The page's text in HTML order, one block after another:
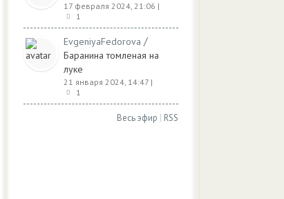
17 февраля 2024, 21:06 |
1
EvgeniyaFedorova /
Баранина томленая на
луке
21 января 2024, 14:47 |
1
Весь эфир | RSS